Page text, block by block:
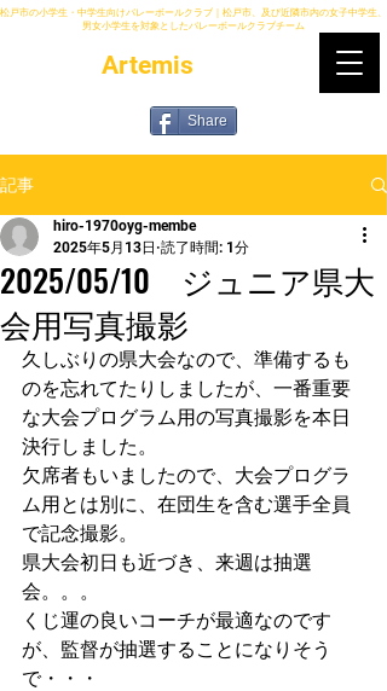
Artemis
Share
松戸市の小学生・中学生向けバレーボールクラブ｜松戸市、及び近隣市内の女子中学生、
男女小学生を対象としたバレーボールクラブチーム
記事
2025/05/10 ジュニア県大
会用写真撮影
hiro-1970oyg-membe
2025年5月13日 読了時間: 1分
久しぶりの県大会なので、準備するも
のを忘れてたりしましたが、一番重要
な大会プログラム用の写真撮影を本日
決行しました。
欠席者もいましたので、大会プログラ
ム用とは別に、在団生を含む選手全員
で記念撮影。
県大会初日も近づき、来週は抽選
会。。。
くじ運の良いコーチが最適なのです
が、監督が抽選することになりそう
で・・・